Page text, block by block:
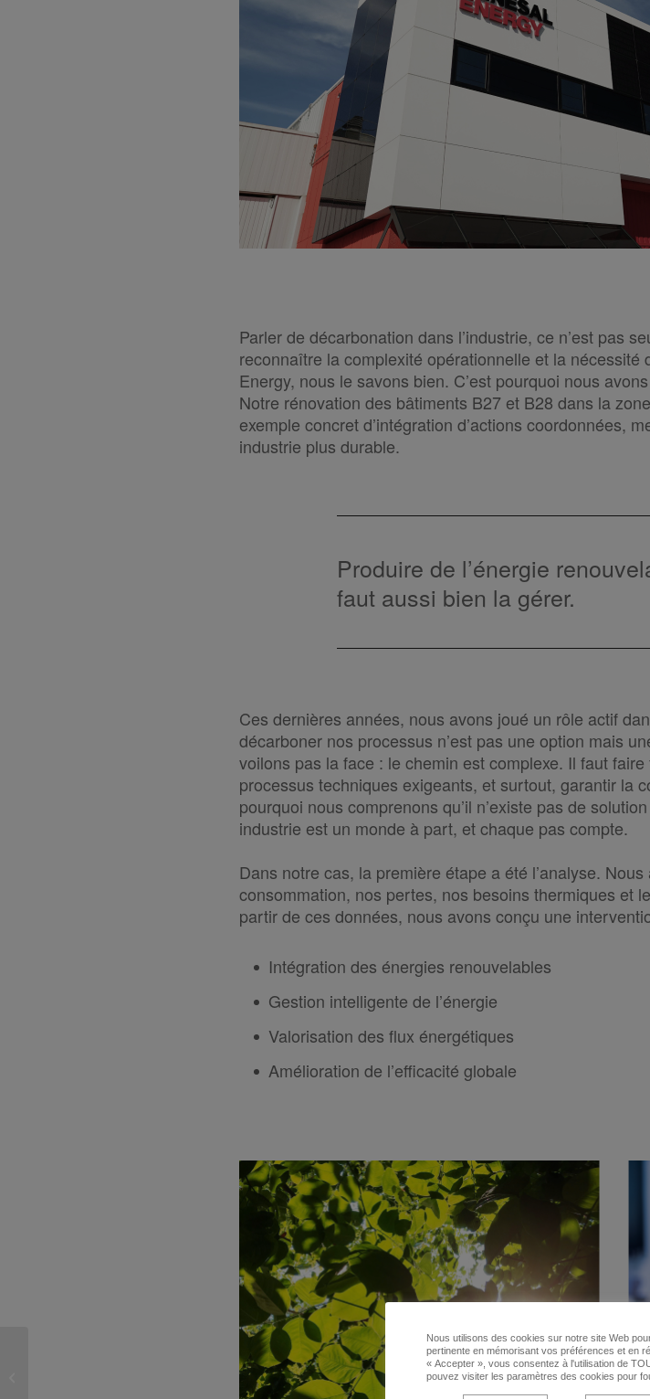
Parler de décarbonation dans l’industrie, ce n’est pas
reconnaître la complexité opérationnelle et la
Energy, nous le savons bien. C’est pourquoi nous
Notre rénovation des bâtiments B27 et B28 dans la
exemple concret d’intégration d’actions coordonnées,
industrie plus durable.
Produire de l’énergie
faut aussi bien la gérer.
Ces dernières années, nous avons joué un rôle actif
décarboner nos processus n’est pas une option mais
voilons pas la face : le chemin est complexe. Il faut
processus techniques exigeants, et surtout, garantir la
pourquoi nous comprenons qu’il n’existe pas de
industrie est un monde à part, et chaque pas compte.
Dans notre cas, la première étape a été l’analyse.
consommation, nos pertes, nos besoins thermiques et
partir de ces données, nous avons conçu une
Intégration des énergies renouvelables
Gestion intelligente de l’énergie
Valorisation des flux énergétiques
Amélioration de l’efficacité globale
Nous utilisons des cookies sur notre site Web
pertinente en mémorisant vos préférences et en
« Accepter », vous consentez à l'utilisation de
pouvez visiter les paramètres des cookies pour